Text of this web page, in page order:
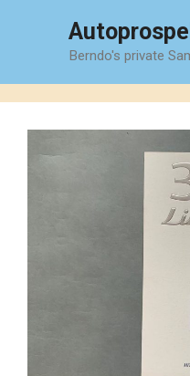
Berndo's private